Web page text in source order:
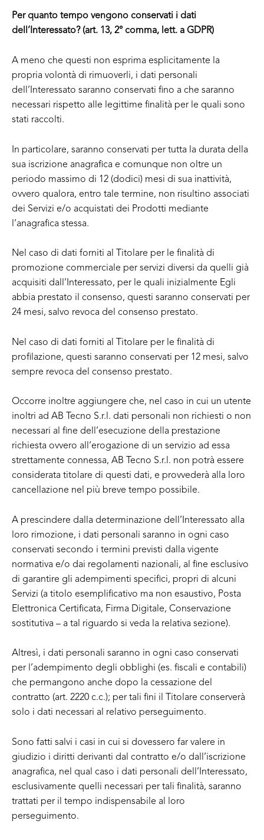
Per quanto tempo vengono conservati i dati
dell’Interessato? (art. 13, 2° comma, lett. a GDPR)
A meno che questi non esprima esplicitamente la
propria volontà di rimuoverli, i dati personali
dell’Interessato saranno conservati fino a che saranno
necessari rispetto alle legittime finalità per le quali sono
stati raccolti.
In particolare, saranno conservati per tutta la durata della
sua iscrizione anagrafica e comunque non oltre un
periodo massimo di 12 (dodici) mesi di sua inattività,
ovvero qualora, entro tale termine, non risultino associati
dei Servizi e/o acquistati dei Prodotti mediante
l’anagrafica stessa.
Nel caso di dati forniti al Titolare per le finalità di
promozione commerciale per servizi diversi da quelli già
acquisiti dall’Interessato, per le quali inizialmente Egli
abbia prestato il consenso, questi saranno conservati per
24 mesi, salvo revoca del consenso prestato.
Nel caso di dati forniti al Titolare per le finalità di
profilazione, questi saranno conservati per 12 mesi, salvo
sempre revoca del consenso prestato.
Occorre inoltre aggiungere che, nel caso in cui un utente
inoltri ad AB Tecno S.r.l. dati personali non richiesti o non
necessari al fine dell’esecuzione della prestazione
richiesta ovvero all’erogazione di un servizio ad essa
strettamente connessa, AB Tecno S.r.l. non potrà essere
considerata titolare di questi dati, e provvederà alla loro
cancellazione nel più breve tempo possibile.
A prescindere dalla determinazione dell’Interessato alla
loro rimozione, i dati personali saranno in ogni caso
conservati secondo i termini previsti dalla vigente
normativa e/o dai regolamenti nazionali, al fine esclusivo
di garantire gli adempimenti specifici, propri di alcuni
Servizi (a titolo esemplificativo ma non esaustivo, Posta
Elettronica Certificata, Firma Digitale, Conservazione
sostitutiva – a tal riguardo si veda la relativa sezione).
Altresì, i dati personali saranno in ogni caso conservati
per l’adempimento degli obblighi (es. fiscali e contabili)
che permangono anche dopo la cessazione del
contratto (art. 2220 c.c.); per tali fini il Titolare conserverà
solo i dati necessari al relativo perseguimento.
Sono fatti salvi i casi in cui si dovessero far valere in
giudizio i diritti derivanti dal contratto e/o dall’iscrizione
anagrafica, nel qual caso i dati personali dell’Interessato,
esclusivamente quelli necessari per tali finalità, saranno
trattati per il tempo indispensabile al loro
perseguimento.